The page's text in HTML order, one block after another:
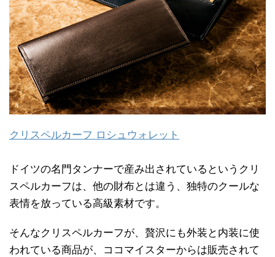
クリスペルカーフ ロシュウォレット
ドイツの名門タンナーで産み出されているというクリ
スペルカーフは、他の財布とは違う、独特のクールな
表情を放っている高級素材です。
そんなクリスペルカーフが、贅沢にも外装と内装に使
われている商品が、ココマイスターからは販売されて